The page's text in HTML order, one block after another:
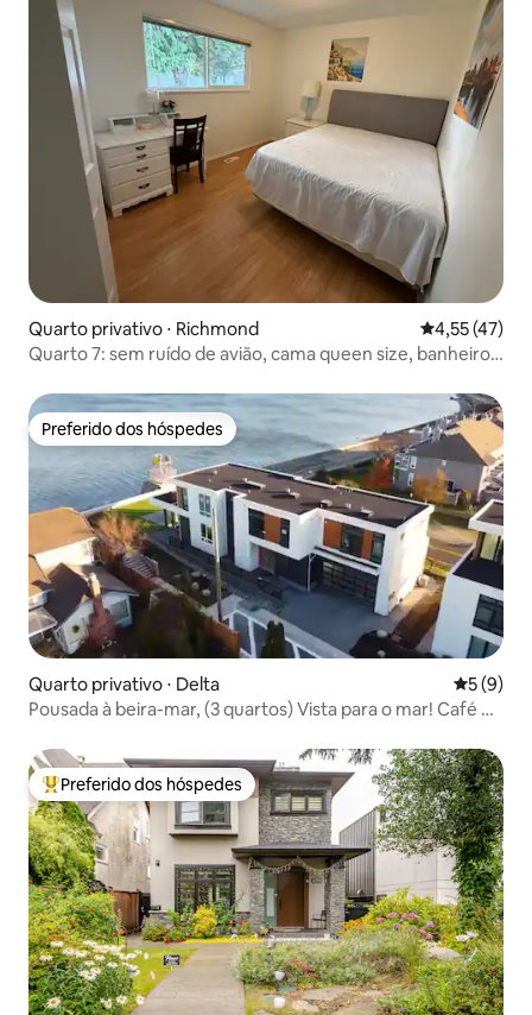
Quarto privativo ⋅ Richmond 4,55 de uma
4,55 (47)
Quarto 7: sem ruído de avião, cama queen size, banheiro
para 1 a 2 pessoas.
Preferido dos hóspedes
Preferido dos hóspedes
Quarto privativo ⋅ Delta 5 de
5 (9)
Pousada à beira-mar, (3 quartos) Vista para o mar! Café da
Entre os melhores preferidos dos hóspedes
Preferido dos hóspedes